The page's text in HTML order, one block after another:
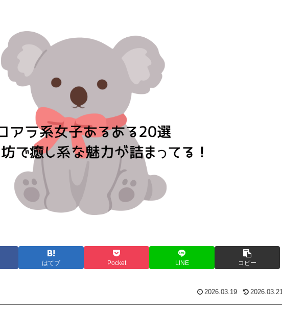
はてブ Pocket LINE コピー
2026.03.19 2026.03.21